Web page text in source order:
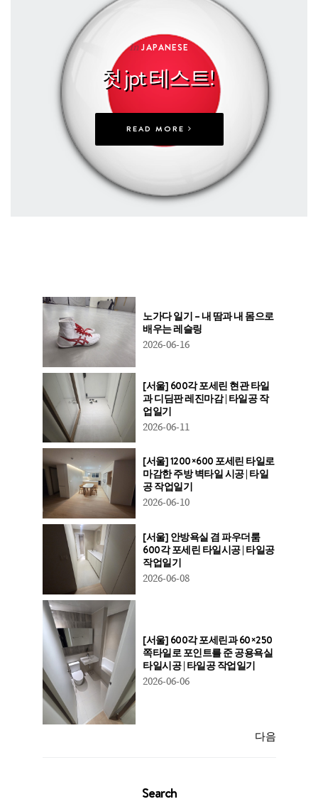
In JAPANESE
첫 jpt 테스트!
READ MORE
노가다 일기 – 내 땀과 내 몸으로
배우는 레슬링
2026-06-16
[서울] 600각 포세린 현관 타일
과 디딤판 레진마감 | 타일공 작
업일기
2026-06-11
[서울] 1200×600 포세린 타일로
마감한 주방 벽타일 시공 | 타일
공 작업일기
2026-06-10
[서울] 안방욕실 겸 파우더룸
600각 포세린 타일시공 | 타일공
작업일기
2026-06-08
[서울] 600각 포세린과 60×250
쪽타일로 포인트를 준 공용욕실
타일시공 | 타일공 작업일기
2026-06-06
다음
Search